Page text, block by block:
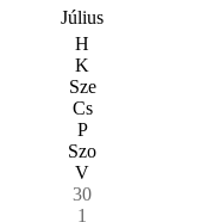
Július
H
K
Sze
Cs
P
Szo
V
30
1